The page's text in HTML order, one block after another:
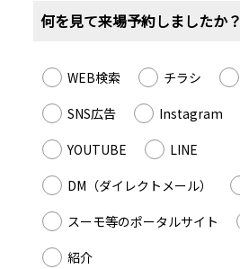
何を見て来場予約しましたか？
WEB検索 チラシ
SNS広告
Instagram
YOUTUBE
LINE
DM（ダイレクトメール）
スーモ等のポータルサイト
紹介